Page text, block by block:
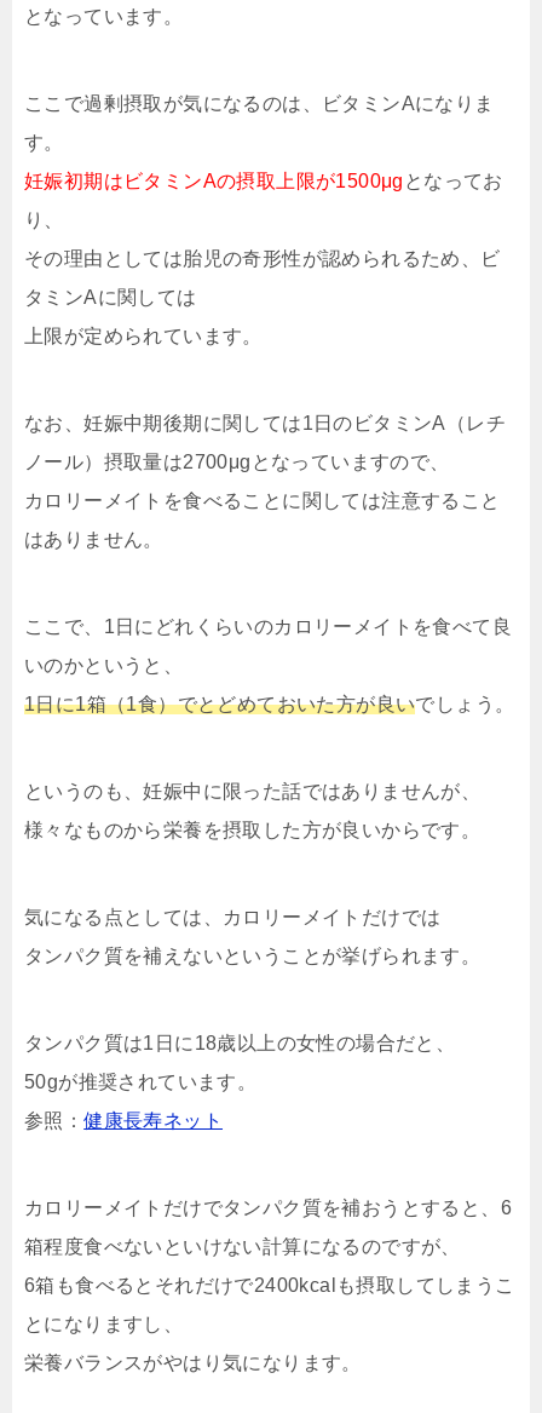
となっています。
ここで過剰摂取が気になるのは、ビタミンAになりま
す。
妊娠初期はビタミンAの摂取上限が1500μg となってお
り、
その理由としては胎児の奇形性が認められるため、ビ
タミンAに関しては
上限が定められています。
なお、妊娠中期後期に関しては1日のビタミンA（レチ
ノール）摂取量は2700μgとなっていますので、
カロリーメイトを食べることに関しては注意すること
はありません。
ここで、1日にどれくらいのカロリーメイトを食べて良
いのかというと、
1日に1箱（1食）でとどめておいた方が良いでしょう。
というのも、妊娠中に限った話ではありませんが、
様々なものから栄養を摂取した方が良いからです。
気になる点としては、カロリーメイトだけでは
タンパク質を補えないということが挙げられます。
タンパク質は1日に18歳以上の女性の場合だと、
50gが推奨されています。
参照：健康長寿ネット
カロリーメイトだけでタンパク質を補おうとすると、6
箱程度食べないといけない計算になるのですが、
6箱も食べるとそれだけで2400kcalも摂取してしまうこ
とになりますし、
栄養バランスがやはり気になります。